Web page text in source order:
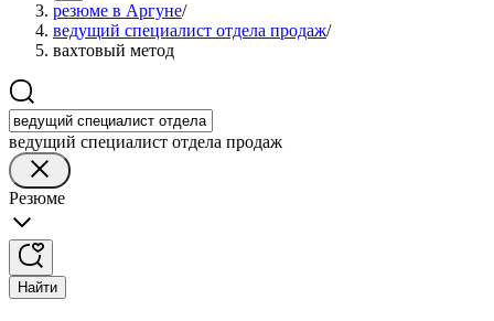
резюме в Аргуне/
ведущий специалист отдела продаж/
вахтовый метод
ведущий специалист отдела продаж
Резюме
Найти